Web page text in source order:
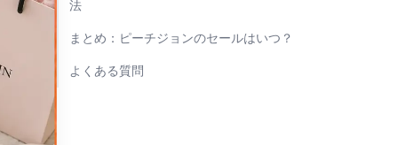
法
まとめ：ピーチジョンのセールはいつ？
よくある質問